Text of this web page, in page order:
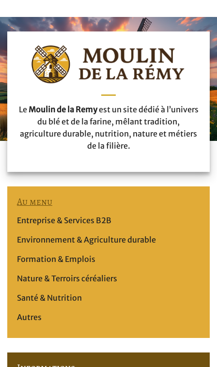
Le Moulin de la Remyest un site dédié à l’univers
du blé et de la farine, mêlant tradition,
agriculture durable, nutrition, nature et métiers
de la filière.
Au menu
Entreprise & Services B2B
Environnement & Agriculture durable
Formation & Emplois
Nature & Terroirs céréaliers
Santé & Nutrition
Autres